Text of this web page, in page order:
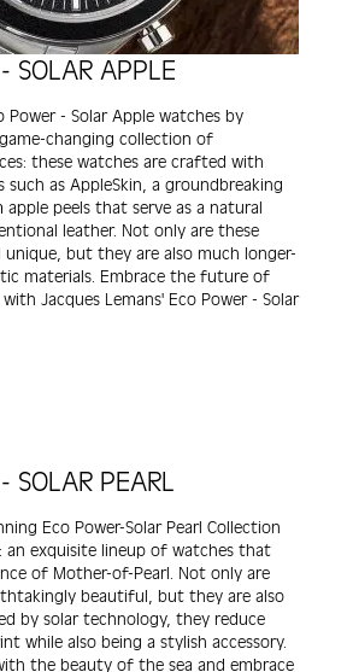
SOLAR APPLE
- Solar Apple watches by
game-changing collection of
these watches are crafted with
such as AppleSkin, a groundbreaking
peels that serve as a natural
leather. Not only are these
unique, but they are also much longer-
materials. Embrace the future of
Jacques Lemans' Eco Power - Solar
SOLAR PEARL
Eco Power-Solar Pearl Collection
an exquisite lineup of watches that
of Mother-of-Pearl. Not only are
beautiful, but they are also
by solar technology, they reduce
while also being a stylish accessory.
the beauty of the sea and embrace